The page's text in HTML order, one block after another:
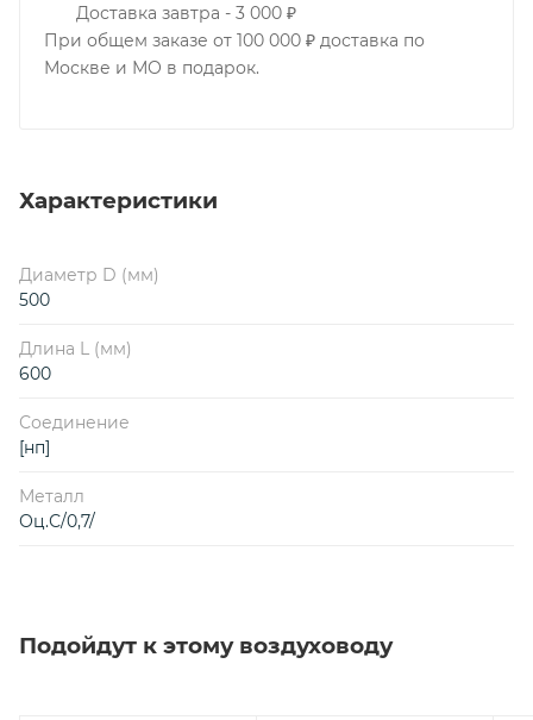
Доставка завтра - 3 000 ₽
При общем заказе от 100 000 ₽ доставка по
Москве и МО в подарок.
Характеристики
Диаметр D (мм)
500
Длина L (мм)
600
Соединение
[нп]
Металл
Оц.С/0,7/
Подойдут к этому воздуховоду